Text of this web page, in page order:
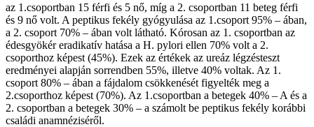
az 1.csoportban 15 férfi és 5 nő, míg a 2. csoportban 11 beteg férfi
és 9 nő volt. A peptikus fekély gyógyulása az 1.csoport 95% – ában,
a 2. csoport 70% – ában volt látható. Kórosan az 1. csoportban az
édesgyökér eradikatív hatása a H. pylori ellen 70% volt a 2.
csoporthoz képest (45%). Ezek az értékek az ureáz légzésteszt
eredményei alapján sorrendben 55%, illetve 40% voltak. Az 1.
csoport 80% – ában a fájdalom csökkenését figyelték meg a
2.csoporthoz képest (70%). Az 1.csoportban a betegek 40% – A és a
2. csoportban a betegek 30% – a számolt be peptikus fekély korábbi
családi anamnéziséről.